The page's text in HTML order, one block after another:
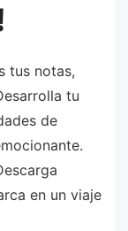
tus notas,
tu
de
en un viaje